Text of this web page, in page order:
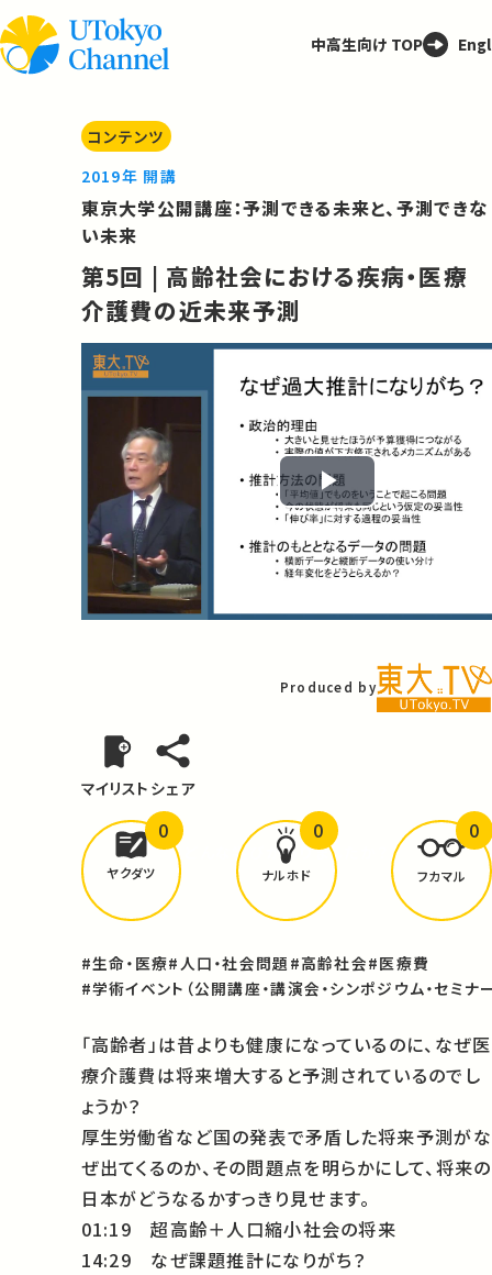
中高生向け TOP
コンテンツ
2019年 開講
東京大学公開講座：予測できる未来と、予測できな
い未来
第5回 | 高齢社会における疾病・医療
介護費の近未来予測
Play
Video
Produced by
マイリスト シェア
どんな学びがありましたか？
ヤクダツ
0
ナルホド
0
フカマル
0
#生命・医療#人口・社会問題 #高齢社会#医療費
#学術イベント（公開講座・講演会・シンポジウム・セミナ
「高齢者」は昔よりも健康になっているのに、なぜ医
療介護費は将来増大すると予測されているのでし
ょうか？
厚生労働省など国の発表で矛盾した将来予測がな
ぜ出てくるのか、その問題点を明らかにして、将来の
日本がどうなるかすっきり見せます。
01:19 超高齢＋人口縮小社会の将来
14:29 なぜ課題推計になりがち？